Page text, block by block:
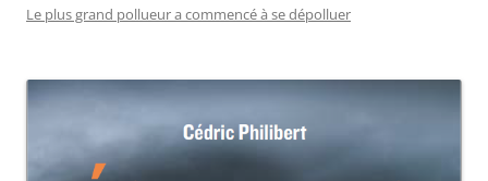
Le plus grand pollueur a commencé à se dépolluer